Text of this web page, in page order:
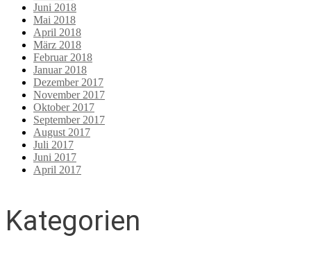
Juni 2018
Mai 2018
April 2018
März 2018
Februar 2018
Januar 2018
Dezember 2017
November 2017
Oktober 2017
September 2017
August 2017
Juli 2017
Juni 2017
April 2017
Kategorien